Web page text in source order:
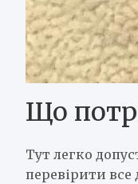
Що
Тут легко
перевірити все